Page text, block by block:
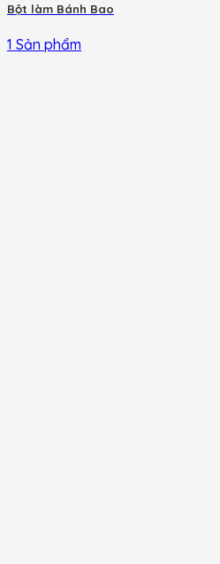
Bột làm Bánh Bao
1 Sản phẩm